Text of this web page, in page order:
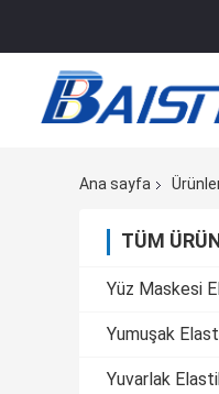
Ana sayfa
TÜM
Yüz Maskesi
Yumuşak
Yuvarlak